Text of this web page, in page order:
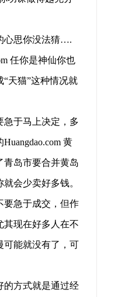
思你没法猜….
任你是神仙你也
天猫”这种情况就
于马上决定，多
黄
岛市要合并黄岛
会少卖好多钱。
要急于成交，但作
其现在好多人在不
可能就没有了，可
方式就是通过经